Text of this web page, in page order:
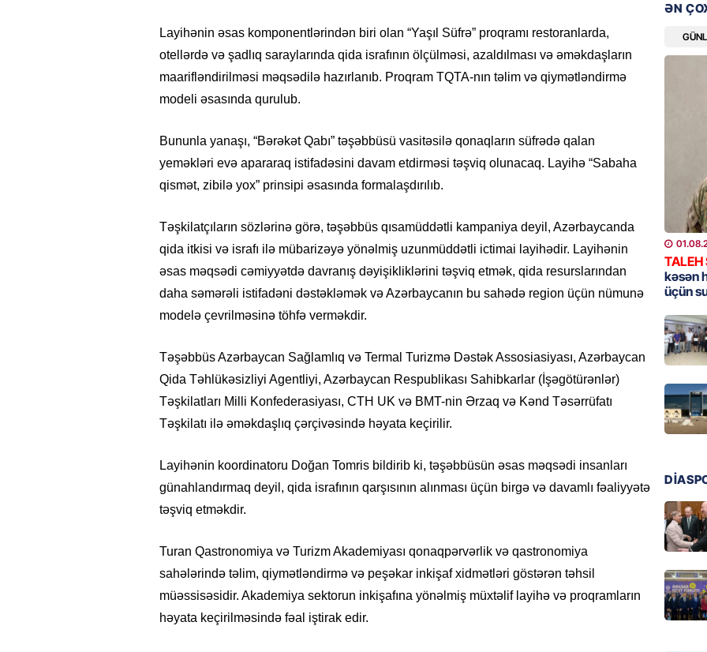
Layihənin əsas komponentlərindən biri olan “Yaşıl Süfrə” proqramı restoranlarda,
otellərdə və şadlıq saraylarında qida israfının ölçülməsi, azaldılması və əməkdaşların
maarifləndirilməsi məqsədilə hazırlanıb. Proqram TQTA-nın təlim və qiymətləndirmə
modeli əsasında qurulub.
Bununla yanaşı, “Bərəkət Qabı” təşəbbüsü vasitəsilə qonaqların süfrədə qalan
yeməkləri evə apararaq istifadəsini davam etdirməsi təşviq olunacaq. Layihə “Sabaha
qismət, zibilə yox” prinsipi əsasında formalaşdırılıb.
Təşkilatçıların sözlərinə görə, təşəbbüs qısamüddətli kampaniya deyil, Azərbaycanda
qida itkisi və israfı ilə mübarizəyə yönəlmiş uzunmüddətli ictimai layihədir. Layihənin
əsas məqsədi cəmiyyətdə davranış dəyişikliklərini təşviq etmək, qida resurslarından
daha səmərəli istifadəni dəstəkləmək və Azərbaycanın bu sahədə region üçün nümunə
modelə çevrilməsinə töhfə verməkdir.
Təşəbbüs Azərbaycan Sağlamlıq və Termal Turizmə Dəstək Assosiasiyası, Azərbaycan
Qida Təhlükəsizliyi Agentliyi, Azərbaycan Respublikası Sahibkarlar (İşəgötürənlər)
Təşkilatları Milli Konfederasiyası, CTH UK və BMT-nin Ərzaq və Kənd Təsərrüfatı
Təşkilatı ilə əməkdaşlıq çərçivəsində həyata keçirilir.
Layihənin koordinatoru Doğan Tomris bildirib ki, təşəbbüsün əsas məqsədi insanları
günahlandırmaq deyil, qida israfının qarşısının alınması üçün birgə və davamlı fəaliyyətə
təşviq etməkdir.
Turan Qastronomiya və Turizm Akademiyası qonaqpərvərlik və qastronomiya
sahələrində təlim, qiymətləndirmə və peşəkar inkişaf xidmətləri göstərən təhsil
müəssisəsidir. Akademiya sektorun inkişafına yönəlmiş müxtəlif layihə və proqramların
həyata keçirilməsində fəal iştirak edir.
SƏRT
MANŞET
100
“Turan
rəhbəri
SOSIAL
GÜNDƏM
GÜNDƏM
etdiyi
DOSYE
ƏN
TALEH
kəsən
üçün